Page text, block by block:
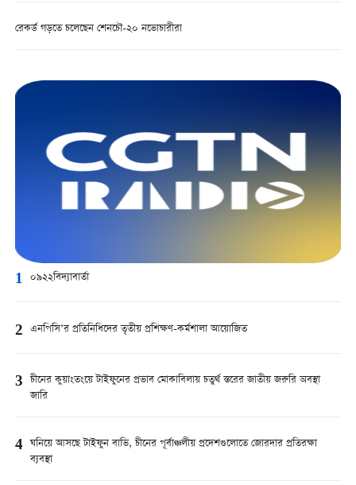
রেকর্ড গড়তে চলেছেন শেনচৌ-২০ নভোচারীরা
1 ০৯২২বিদ্যাবার্তা
2 এনপিসি’র প্রতিনিধিদের তৃতীয় প্রশিক্ষণ-কর্মশালা আয়োজিত
3 চীনের কুয়াংতংয়ে টাইফুনের প্রভাব মোকাবিলায় চতুর্থ স্তরের জাতীয় জরুরি অবস্থা
জারি
4 ঘনিয়ে আসছে টাইফুন বাভি, চীনের পূর্বাঞ্চলীয় প্রদেশগুলোতে জোরদার প্রতিরক্ষা
ব্যবস্থা